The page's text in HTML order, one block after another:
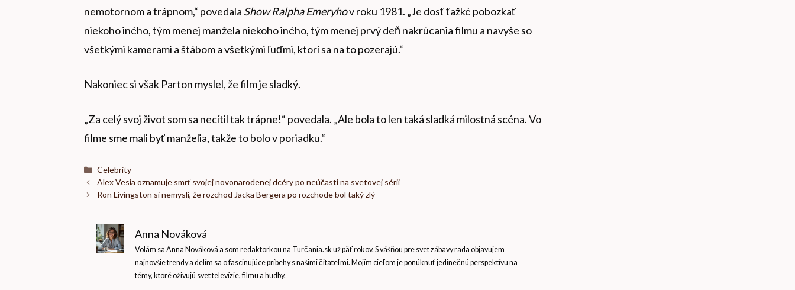
nemotornom a trápnom,“ povedala Show Ralpha Emeryhov roku 1981. „Je dosť ťažké pobozkať
niekoho iného, ​​tým menej manžela niekoho iného, ​​tým menej prvý deň nakrúcania filmu a navyše so
všetkými kamerami a štábom a všetkými ľuďmi, ktorí sa na to pozerajú.“
Nakoniec si však Parton myslel, že film je sladký.
„Za celý svoj život som sa necítil tak trápne!“ povedala. „Ale bola to len taká sladká milostná scéna. Vo
filme sme mali byť manželia, takže to bolo v poriadku.“
Kategórie
Celebrity
Alex Vesia oznamuje smrť svojej novonarodenej dcéry po neúčasti na svetovej sérii
Ron Livingston si nemyslí, že rozchod Jacka Bergera po rozchode bol taký zlý
Anna Nováková
Volám sa Anna Nováková a som redaktorkou na Turčania.sk už päť rokov. S vášňou pre svet zábavy rada objavujem
najnovšie trendy a delím sa o fascinujúce príbehy s našimi čitateľmi. Mojím cieľom je ponúknuť jedinečnú perspektívu na
témy, ktoré oživujú svet televízie, filmu a hudby.